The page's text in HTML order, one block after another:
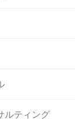
ルティング